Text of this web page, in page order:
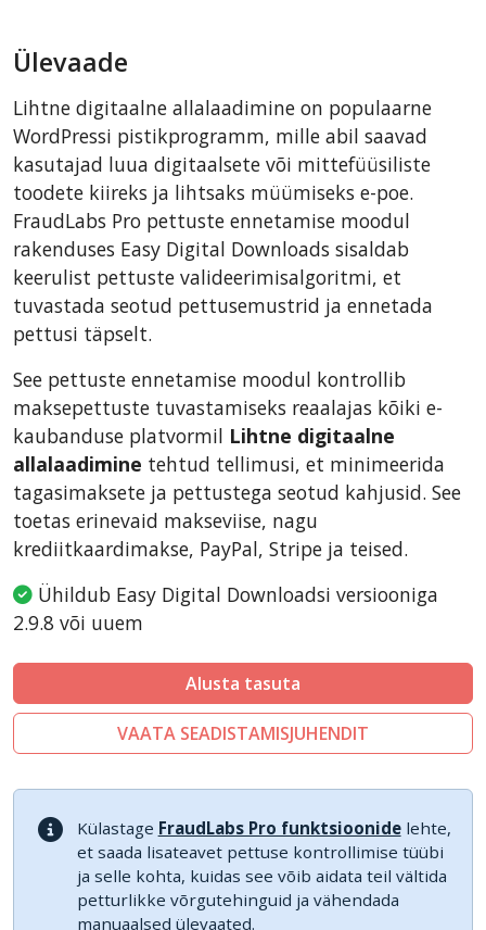
AbanteCart
CubeCart
LiteCart
ZenCart
PinnacleCart
FoxyCart
nopCommerce
Ecwid by Lightspeed
WISECP
ThirtyBees
Shopware
Sylius
Ülevaade
Lihtne digitaalne allalaadimine on populaarne
WordPressi pistikprogramm, mille abil saavad
kasutajad luua digitaalsete või mittefüüsiliste
toodete kiireks ja lihtsaks müümiseks e-poe.
FraudLabs Pro pettuste ennetamise moodul
rakenduses Easy Digital Downloads sisaldab
keerulist pettuste valideerimisalgoritmi, et
tuvastada seotud pettusemustrid ja ennetada
pettusi täpselt.
See pettuste ennetamise moodul kontrollib
maksepettuste tuvastamiseks reaalajas kõiki e-
kaubanduse platvormil Lihtne digitaalne
allalaadimine tehtud tellimusi, et minimeerida
tagasimaksete ja pettustega seotud kahjusid. See
toetas erinevaid makseviise, nagu
krediitkaardimakse, PayPal, Stripe ja teised.
Ühildub Easy Digital Downloadsi versiooniga
2.9.8 või uuem
Alusta tasuta
VAATA SEADISTAMISJUHENDIT
Külastage FraudLabs Pro funktsioonidelehte,
et saada lisateavet pettuse kontrollimise tüübi
ja selle kohta, kuidas see võib aidata teil vältida
petturlikke võrgutehinguid ja vähendada
manuaalsed ülevaated.